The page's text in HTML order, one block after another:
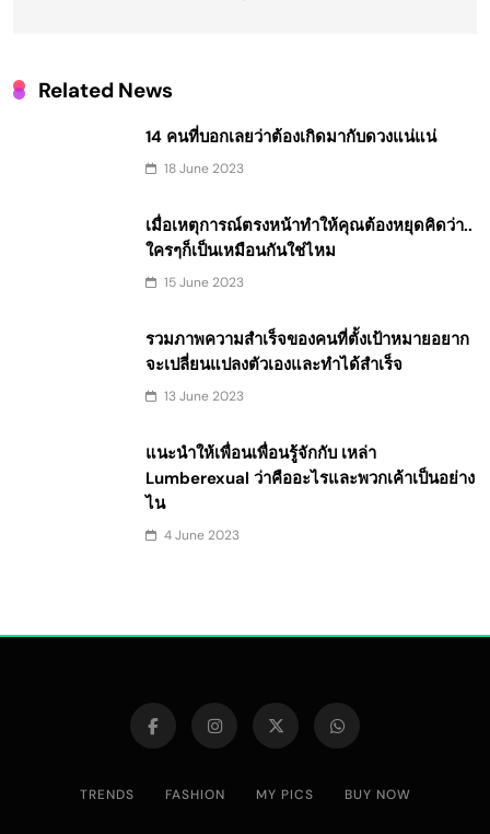
Related News
14 คนที่บอกเลยว่าต้องเกิดมากับดวงแน่แน่
18 June 2023
เมื่อเหตุการณ์ตรงหน้าทำให้คุณต้องหยุดคิดว่า..
ใครๆก็เป็นเหมือนกันใช่ไหม
15 June 2023
รวมภาพความสำเร็จของคนที่ตั้งเป้าหมายอยาก
จะเปลี่ยนแปลงตัวเองและทำได้สำเร็จ
13 June 2023
แนะนำให้เพื่อนเพื่อนรู้จักกับ เหล่า
Lumberexual ว่าคืออะไรและพวกเค้าเป็นอย่าง
ไน
4 June 2023
TRENDS FASHION MY PICS BUY NOW